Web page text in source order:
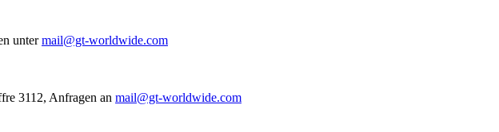
untermail@gt-worldwide.com
3112, Anfragen an mail@gt-worldwide.com